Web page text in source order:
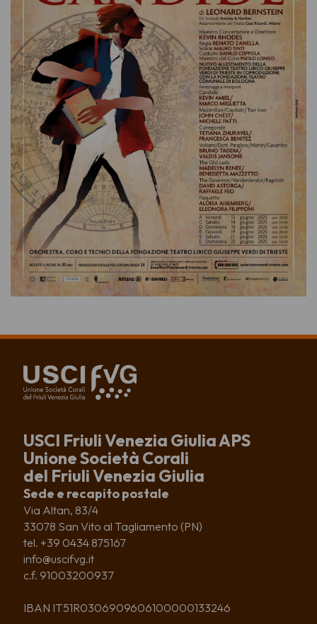
USCI Friuli Venezia Giulia APS
Unione Società Corali
del Friuli Venezia Giulia
Sede e recapito postale
Via Altan, 83/4
33078 San Vito al Tagliamento (PN)
tel. +39 0434 875167
info@uscifvg.it
c.f. 91003200937
IBAN IT51R0306909606100000133246